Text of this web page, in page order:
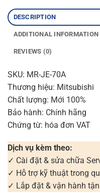
DESCRIPTION
ADDITIONAL INFORMATION
REVIEWS (0)
SKU: MR-JE-70A
Thương hiệu: Mitsubishi
Chất lượng: Mới 100%
Bảo hành: Chính hãng
Chứng từ: hóa đơn VAT
Dịch vụ kèm theo:
✓ Cài đặt & sửa chữa
✓ Hỗ trợ kỹ thuật trong
✓ Lắp đặt & vận hành